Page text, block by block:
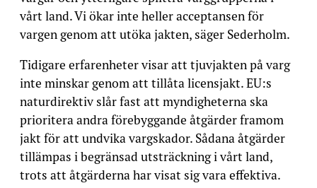
vårt land. Vi ökar inte heller acceptansen för
vargen genom att utöka jakten, säger Sederholm.
Tidigare erfarenheter visar att tjuvjakten på varg
inte minskar genom att tillåta licensjakt. EU:s
naturdirektiv slår fast att myndigheterna ska
prioritera andra förebyggande åtgärder framom
jakt för att undvika vargskador. Sådana åtgärder
tillämpas i begränsad utsträckning i vårt land,
trots att åtgärderna har visat sig vara effektiva.